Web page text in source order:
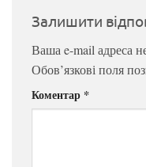
Залишити
Ваша e-mail адреса
Обов’язкові поля
Коментар *